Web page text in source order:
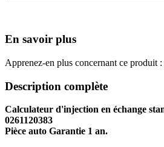
En savoir plus
Apprenez-en plus concernant ce produit :
Description complète
Calculateur d'injection en échange
0261120383
Pièce auto Garantie 1 an.